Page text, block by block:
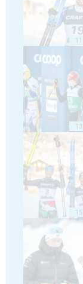
11
13
15